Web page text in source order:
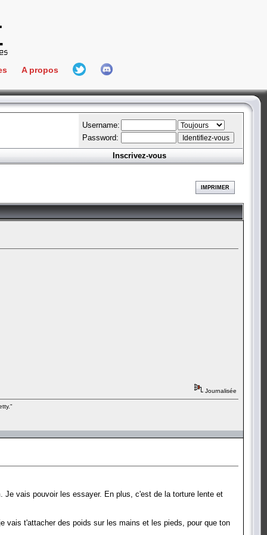
Connect
A propos
L'équipe
Hall Of Fame
Username:
Password:
Inscrivez-vous
IMPRIMER
Journalisée
vais pouvoir les essayer. En plus, c'est de la torture lente et
t'attacher des poids sur les mains et les pieds, pour que ton